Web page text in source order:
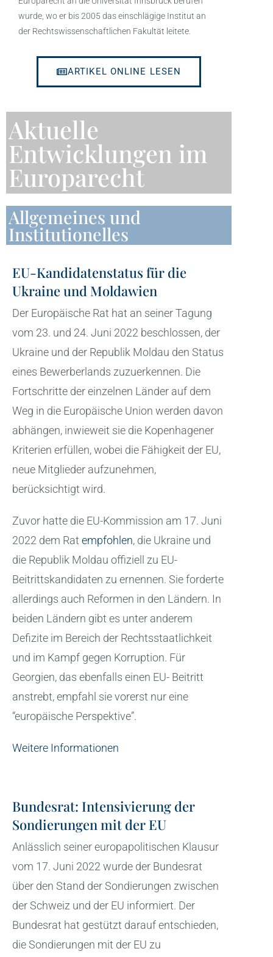
wurde, wo er bis 2005 das einschlägige Institut an
der Rechtswissenschaftlichen Fakultät leitete.
ARTIKEL ONLINE LESEN
Aktuelle
Entwicklungen im
Europarecht
Allgemeines und
Institutionelles
EU-Kandidatenstatus für die
Ukraine und Moldawien
Der Europäische Rat hat an seiner Tagung
vom 23. und 24. Juni 2022 beschlossen, der
Ukraine und der Republik Moldau den Status
eines Bewerberlands zuzuerkennen. Die
Fortschritte der einzelnen Länder auf dem
Weg in die Europäische Union werden davon
abhängen, inwieweit sie die Kopenhagener
Kriterien erfüllen, wobei die Fähigkeit der EU,
neue Mitglieder aufzunehmen,
berücksichtigt wird.
Zuvor hatte die EU-Kommission am 17. Juni
2022 dem Rat empfohlen, die Ukraine und
die Republik Moldau offiziell zu EU-
Beitrittskandidaten zu ernennen. Sie forderte
allerdings auch Reformen in den Ländern. In
beiden Ländern gibt es unter anderem
Defizite im Bereich der Rechtsstaatlichkeit
und im Kampf gegen Korruption. Für
Georgien, das ebenfalls einen EU- Beitritt
anstrebt, empfahl sie vorerst nur eine
“europäische Perspektive”.
Weitere Informationen
Bundesrat: Intensivierung der
Sondierungen mit der EU
Anlässlich seiner europapolitischen Klausur
vom 17. Juni 2022 wurde der Bundesrat
über den Stand der Sondierungen zwischen
der Schweiz und der EU informiert. Der
Bundesrat hat gestützt darauf entschieden,
die Sondierungen mit der EU zu